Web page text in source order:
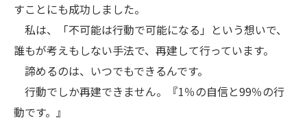
すことにも成功しました。
私は、「不可能は行動で可能になる」という想いで、
誰もが考えもしない手法で、再建して行っています。
諦めるのは、いつでもできるんです。
行動でしか再建できません。『1％の自信と99％の行
動です。』